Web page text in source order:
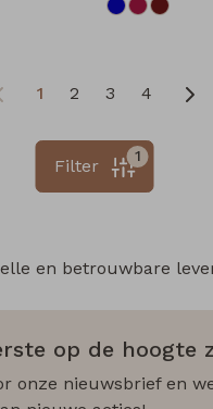
1 2 3 4
1
Filter
en betrouwbare
op de hoogte
onze nieuwsbrief en